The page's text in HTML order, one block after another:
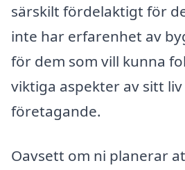
särskilt fördelaktigt för
inte har erfarenhet av
för dem som vill kunna
viktiga aspekter av sitt
företagande.
Oavsett om ni planerar